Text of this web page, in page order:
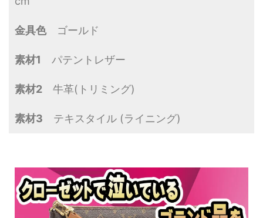
金具色 ゴールド
素材1 パテントレザー
素材2 牛革(トリミング)
素材3 テキスタイル (ライニング)